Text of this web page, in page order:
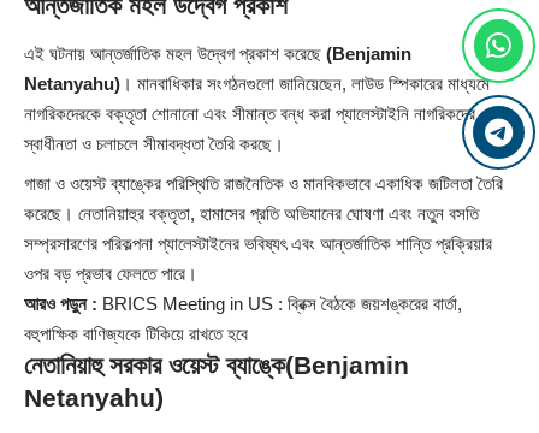
এই ঘটনায় আন্তর্জাতিক মহল উদ্বেগ প্রকাশ করেছে (Benjamin
Netanyahu) । মানবাধিকার সংগঠনগুলো জানিয়েছেন, লাউড স্পিকারের মাধ্যমে
নাগরিকদেরকে বক্তৃতা শোনানো এবং সীমান্ত বন্ধ করা প্যালেস্টাইনি নাগরিকদের
স্বাধীনতা ও চলাচলে সীমাবদ্ধতা তৈরি করছে।
গাজা ও ওয়েস্ট ব্যাঙ্কের পরিস্থিতি রাজনৈতিক ও মানবিকভাবে একাধিক জটিলতা তৈরি
করেছে। নেতানিয়াহুর বক্তৃতা, হামাসের প্রতি অভিযানের ঘোষণা এবং নতুন বসতি
সম্প্রসারণের পরিকল্পনা প্যালেস্টাইনের ভবিষ্যৎ এবং আন্তর্জাতিক শান্তি প্রক্রিয়ার
ওপর বড় প্রভাব ফেলতে পারে।
আরও পড়ুন : BRICS Meeting in US : ব্রিক্স বৈঠকে জয়শঙ্করের বার্তা,
বহুপাক্ষিক বাণিজ্যকে টিকিয়ে রাখতে হবে
নেতানিয়াহু সরকার ওয়েস্ট ব্যাঙ্কে(Benjamin
Netanyahu)